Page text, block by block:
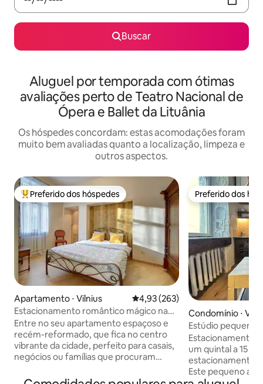
Buscar
Aluguel por temporada com ótimas
avaliações perto de Teatro Nacional de
Ópera e Ballet da Lituânia
Os hóspedes concordam: estas acomodações foram
muito bem avaliadas quanto a localização, limpeza e
outros aspectos.
Entre os melhores preferidos dos hóspedes
Preferido dos hóspedes
Apartamento ⋅ Vilnius 4,93 de uma avaliação média de
4,93 (263)
Estacionamento romântico mágico na
cidade velha
Entre no seu apartamento espaçoso e
recém-reformado, que fica no centro
vibrante da cidade, perfeito para casais,
negócios ou famílias que procuram
lar longe de casa é acolhedor, iluminado
Preferido dos
Preferido dos
Condomínio ⋅
Estúdio pequeno
Estacionamento
um quintal a 15
estacionamento
Este pequeno